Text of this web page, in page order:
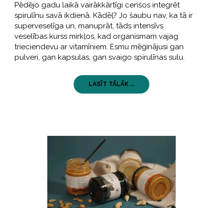
Pēdējo gadu laikā vairākkārtīgi cenšos integrēt
spirulīnu savā ikdienā. Kādēļ? Jo šaubu nav, ka tā ir
superveselīga un, manuprāt, tāds intensīvs
veselības kurss mirkļos, kad organismam vajag
trieciendevu ar vitamīniem. Esmu mēģinājusi gan
pulveri, gan kapsulas, gan svaigo spirulīnas sulu.
LASĪT TĀLĀK ...